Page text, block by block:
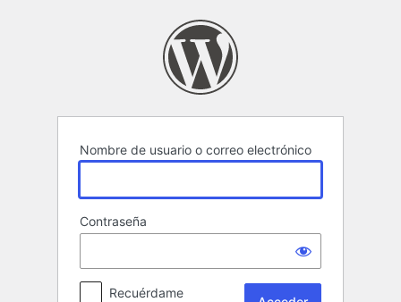
Nombre de usuario o correo electrónico
Contraseña
Recuérdame